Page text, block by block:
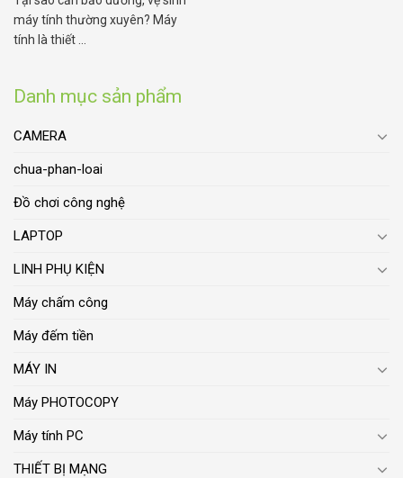
Danh mục sản phẩm
CAMERA
chua-phan-loai
Đồ chơi công nghệ
LAPTOP
LINH PHỤ KIỆN
Máy chấm công
Máy đếm tiền
MÁY IN
Máy PHOTOCOPY
Máy tính PC
THIẾT BỊ MẠNG
máy tính thường xuyên? Máy
tính là thiết ...